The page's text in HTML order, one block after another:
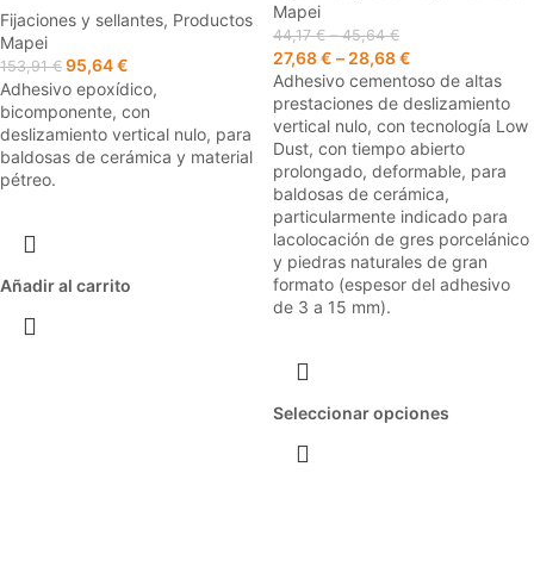
Fijaciones y sellantes, Productos
Mapei
153,91€ 95,64€
Adhesivo epoxídico,
bicomponente, con
deslizamiento vertical nulo, para
baldosas de cerámica y material
pétreo.
Añadir al carrito
Mapei
44,17€–45,64€
27,68€ – 28,68€
Adhesivo cementoso de altas
prestaciones de deslizamiento
vertical nulo, con tecnología Low
Dust, con tiempo abierto
prolongado, deformable, para
baldosas de cerámica,
particularmente indicado para
lacolocación de gres porcelánico
y piedras naturales de gran
formato (espesor del adhesivo
de 3 a 15 mm).
Seleccionar opciones